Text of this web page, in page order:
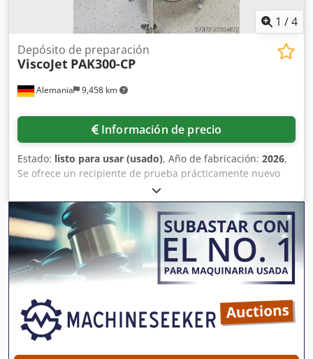
1 /4
Alemania 9,458 km
Depósito de preparación
ViscoJet PAK300-CP
Información de precio
Estado: listo para usar (usado), Año de fabricación: 2026,
Se ofrece un recipiente de prueba prácticamente nuevo
con funciones de vacío, refrigeración y calentamiento.
Volumen de trabajo: 300 mm, presión de funcionamiento
mínima/máxima en la cámara de producto: -1 bar/0,2 bar,
temperatura máxima: 90 °C, velocidad: 600 rpm, fabricante
del agitador de copa: VISCO JET, potencia de
calentamiento: 9 kW, altura de descarga del producto: 465
mm, anchura mínima de paso: 850 mm, altura total: 1800
documentación. Es posible realizar una visita in situ.
Crodpszmh S Ejfx Aiqof